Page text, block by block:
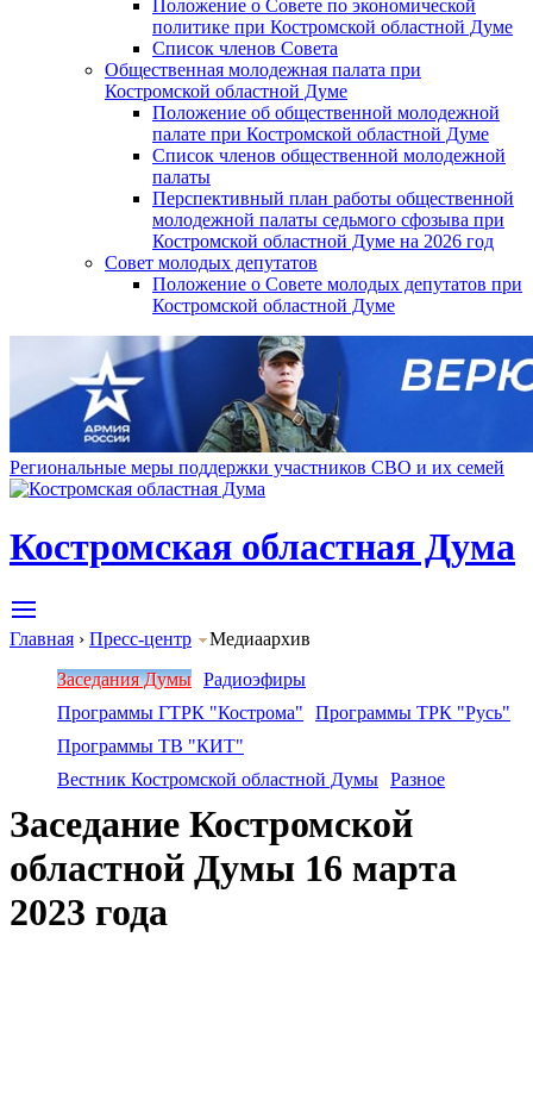
Положение о Совете по экономической
политике при Костромской областной Думе
Список членов Совета
Общественная молодежная палата при
Костромской областной Думе
Положение об общественной молодежной
палате при Костромской областной Думе
Список членов общественной молодежной
палаты
Перспективный план работы общественной
молодежной палаты седьмого сфозыва при
Костромской областной Думе на 2026 год
Совет молодых депутатов
Положение о Совете молодых депутатов при
Костромской областной Думе
Региональные меры поддержки участников СВО и их семей
Костромская областная Дума
Главная › Пресс-центр
Медиаархив
Заседания Думы Радиоэфиры
Программы ГТРК "Кострома"
Программы ТРК "Русь"
Программы ТВ "КИТ"
Вестник Костромской областной Думы Разное
Заседание Костромской
областной Думы 16 марта
2023 года